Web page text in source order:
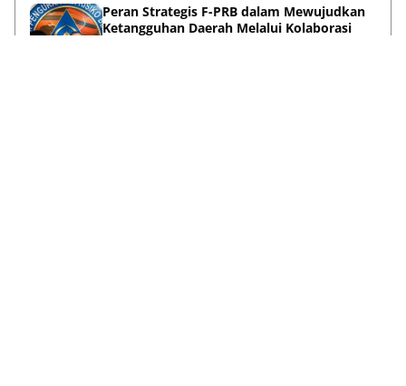
Peran Strategis F-PRB dalam Mewujudkan
Ketangguhan Daerah Melalui Kolaborasi